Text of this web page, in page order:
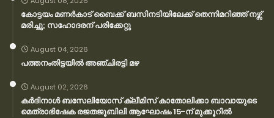
കോട്ടയം മണർകാട് ബൈക്ക് ബസിനടിയിലേക്ക് തെന്നിമറിഞ്ഞ് നഴ്സ്
മരിച്ചു; സഹോദരന് പരിക്കേറ്റു
August 04, 2026
പത്തനംതിട്ടയിൽ അഞ്ചിരട്ടി മഴ
August 02, 2026
കര്‍ദിനാള്‍ ബസേലിയോസ് ക്ലീമിസ് കാതോലിക്കാ ബാവായുടെ
മെത്രാഭിഷേക രജതജൂബിലി ആഘോഷം 15-ന് മുക്കൂറില്‍